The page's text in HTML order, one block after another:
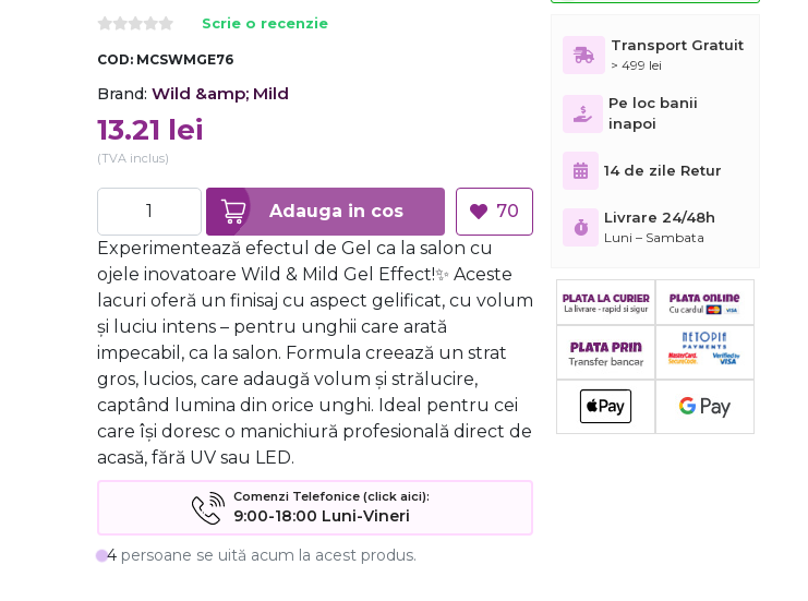
Scrie o recenzie
COD: MCSWMGE76
Brand: Wild &amp; Mild
13.21 lei
(TVA inclus)
Adauga in cos
70
Experimentează efectul de Gel ca la salon cu
ojele inovatoare Wild & Mild Gel Effect!✨ Aceste
lacuri oferă un finisaj cu aspect gelificat, cu volum
și luciu intens – pentru unghii care arată
impecabil, ca la salon. Formula creează un strat
gros, lucios, care adaugă volum și strălucire,
captând lumina din orice unghi. Ideal pentru cei
care își doresc o manichiură profesională direct de
acasă, fără UV sau LED.
Comenzi Telefonice (click aici):
9:00-18:00 Luni-Vineri
4 persoane se uită acum la acest produs.
Transport Gratuit
> 499 lei
Pe loc banii
inapoi
14 de zile Retur
Livrare 24/48h
Luni – Sambata